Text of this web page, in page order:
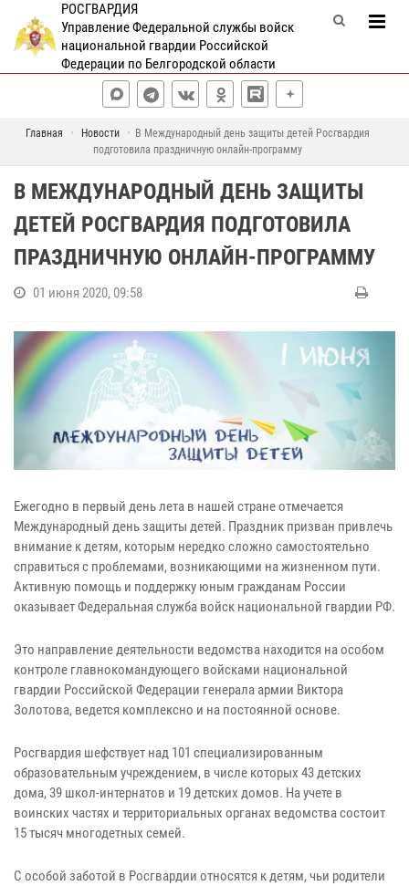
РОСГВАРДИЯ
Управление Федеральной службы войск
национальной гвардии Российской
Федерации по Белгородской области
Главная Новости
В Международный день защиты детей Росгвардия
подготовила праздничную онлайн-программу
В МЕЖДУНАРОДНЫЙ ДЕНЬ ЗАЩИТЫ
ДЕТЕЙ РОСГВАРДИЯ ПОДГОТОВИЛА
ПРАЗДНИЧНУЮ ОНЛАЙН-ПРОГРАММУ
01 июня 2020, 09:58
Ежегодно в первый день лета в нашей стране отмечается
Международный день защиты детей. Праздник призван привлечь
внимание к детям, которым нередко сложно самостоятельно
справиться с проблемами, возникающими на жизненном пути.
Активную помощь и поддержку юным гражданам России
оказывает Федеральная служба войск национальной гвардии РФ.
Это направление деятельности ведомства находится на особом
контроле главнокомандующего войсками национальной
гвардии Российской Федерации генерала армии Виктора
Золотова, ведется комплексно и на постоянной основе.
Росгвардия шефствует над 101 специализированным
образовательным учреждением, в числе которых 43 детских
дома, 39 школ-интернатов и 19 детских домов. На учете в
воинских частях и территориальных органах ведомства состоит
15 тысяч многодетных семей.
С особой заботой в Росгвардии относятся к детям, чьи родители